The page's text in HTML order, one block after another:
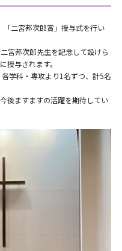
二宮邦次郎賞」授与式を行い
宮邦次郎先生を記念して設けら
授与されます。
学科・専攻より1名ずつ、計5名
後ますますの活躍を期待してい